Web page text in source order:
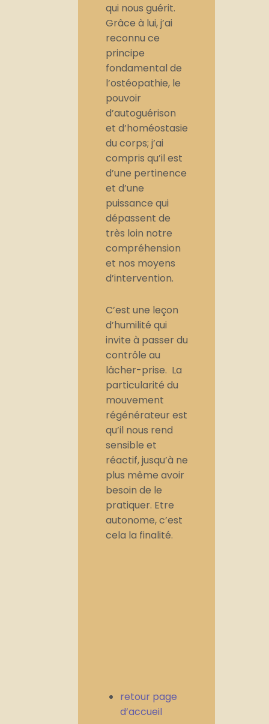
qui nous guérit.
Grâce à lui, j’ai
reconnu ce
principe
fondamental de
l’ostéopathie, le
pouvoir
d’autoguérison
et d’homéostasie
du corps; j’ai
compris qu’il est
d’une pertinence
et d’une
puissance qui
dépassent de
très loin notre
compréhension
et nos moyens
d’intervention.
C’est une leçon
d’humilité qui
invite à passer du
contrôle au
lâcher-prise. La
particularité du
mouvement
régénérateur est
qu’il nous rend
sensible et
réactif, jusqu’à ne
plus même avoir
besoin de le
pratiquer. Etre
autonome, c’est
cela la finalité.
retour page
d’accueil